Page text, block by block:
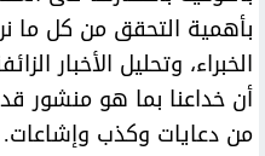
بأهمية التحقق من كل ما
الخبراء، وتحليل الأخبار
أن خداعنا بما هو منشور
من دعايات وكذب وإشاعات.